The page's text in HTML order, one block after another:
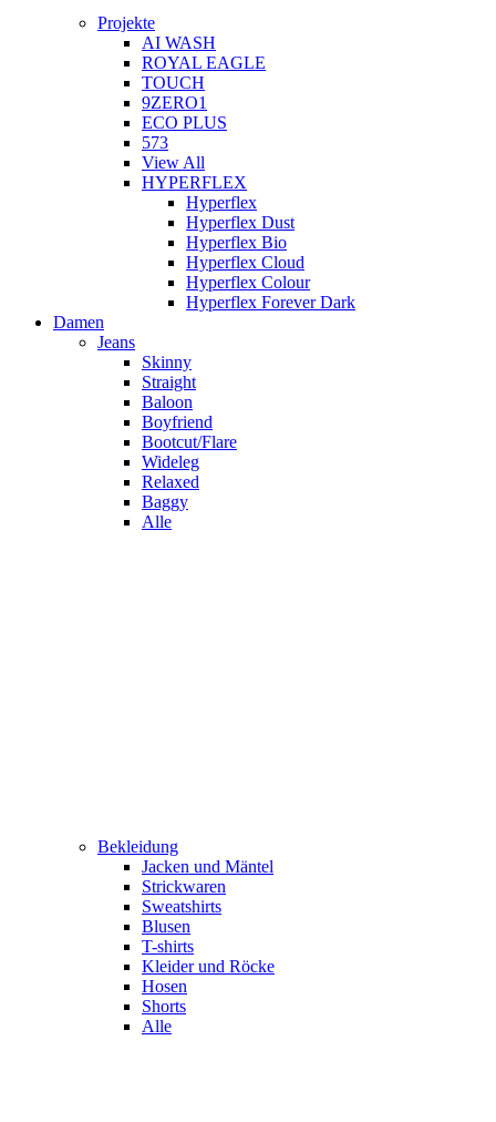
Projekte
AI WASH
ROYAL EAGLE
TOUCH
9ZERO1
ECO PLUS
573
View All
HYPERFLEX
Hyperflex
Hyperflex Dust
Hyperflex Bio
Hyperflex Cloud
Hyperflex Colour
Hyperflex Forever Dark
Damen
Jeans
Skinny
Straight
Baloon
Boyfriend
Bootcut/Flare
Wideleg
Relaxed
Baggy
Alle
Bekleidung
Jacken und Mäntel
Strickwaren
Sweatshirts
Blusen
T-shirts
Kleider und Röcke
Hosen
Shorts
Alle